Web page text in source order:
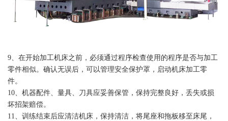
9、在开始加工机床之前，必须通过程序检查使用的程序是否与加工
零件相似。确认无误后，可以管理安全保护罩，启动机床加工零
件。
10、机器配件、量具、刀具应妥善保管，保持完整良好，丢失或损
坏招架赔偿。
11、训练结束后应清洁机床，保持清洁，将尾座和拖板移至床尾，